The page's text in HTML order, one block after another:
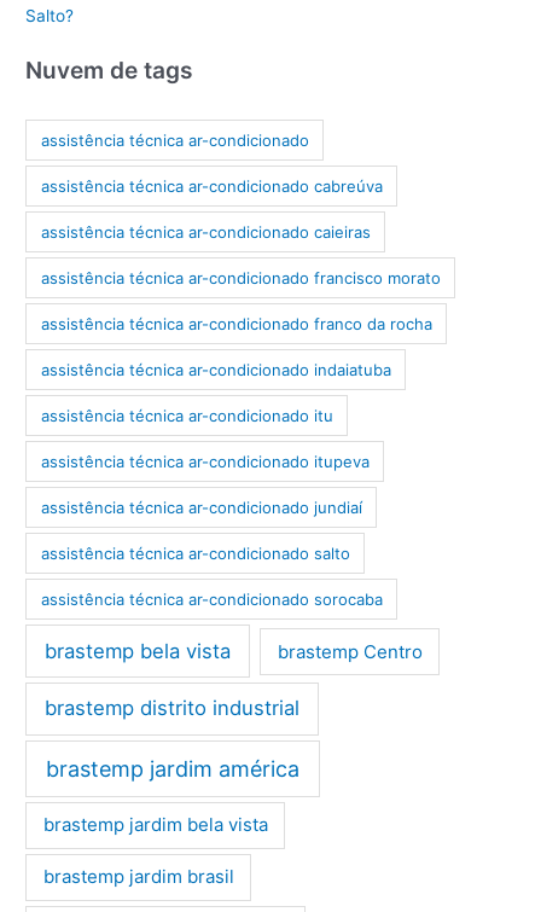
Salto?
Nuvem de tags
assistência técnica ar-condicionado
assistência técnica ar-condicionado cabreúva
assistência técnica ar-condicionado caieiras
assistência técnica ar-condicionado francisco morato
assistência técnica ar-condicionado franco da rocha
assistência técnica ar-condicionado indaiatuba
assistência técnica ar-condicionado itu
assistência técnica ar-condicionado itupeva
assistência técnica ar-condicionado jundiaí
assistência técnica ar-condicionado salto
assistência técnica ar-condicionado sorocaba
brastemp bela vista brastemp Centro
brastemp distrito industrial
brastemp jardim américa
brastemp jardim bela vista
brastemp jardim brasil